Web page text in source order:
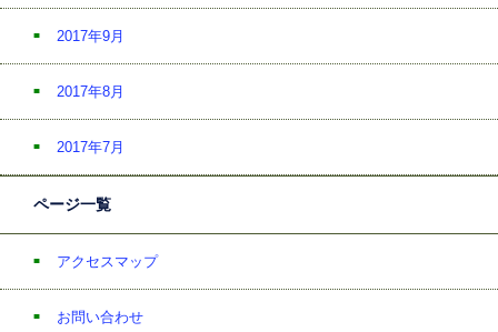
2017年9月
2017年8月
2017年7月
ページ一覧
アクセスマップ
お問い合わせ